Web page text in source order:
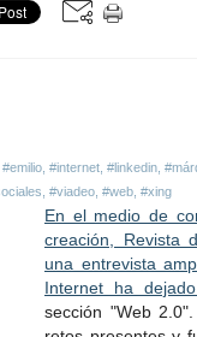
#emilio #internet #linkedin
#viadeo #web #xing
En el medio de
creación, Revista
una entrevista
Internet ha
sección "Web